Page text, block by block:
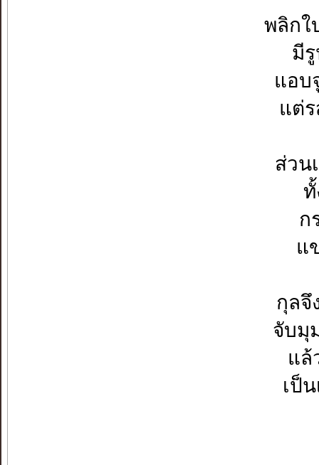
พลิกใ
มี
แอบ
แต่
ส่วน
ก
แ
กุลจึ
จับมุ
แล้
เป็